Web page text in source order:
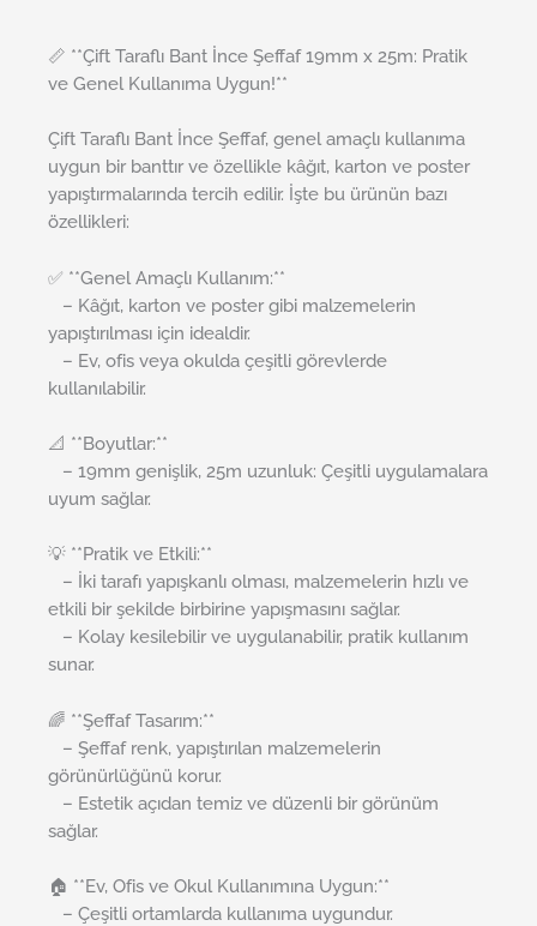
📏 **Çift Taraflı Bant İnce Şeffaf 19mm x 25m: Pratik
ve Genel Kullanıma Uygun!**
Çift Taraflı Bant İnce Şeffaf, genel amaçlı kullanıma
uygun bir banttır ve özellikle kâğıt, karton ve poster
yapıştırmalarında tercih edilir. İşte bu ürünün bazı
özellikleri:
✅ **Genel Amaçlı Kullanım:**
– Kâğıt, karton ve poster gibi malzemelerin
yapıştırılması için idealdir.
– Ev, ofis veya okulda çeşitli görevlerde
kullanılabilir.
📐 **Boyutlar:**
– 19mm genişlik, 25m uzunluk: Çeşitli uygulamalara
uyum sağlar.
💡 **Pratik ve Etkili:**
– İki tarafı yapışkanlı olması, malzemelerin hızlı ve
etkili bir şekilde birbirine yapışmasını sağlar.
– Kolay kesilebilir ve uygulanabilir, pratik kullanım
sunar.
🌈 **Şeffaf Tasarım:**
– Şeffaf renk, yapıştırılan malzemelerin
görünürlüğünü korur.
– Estetik açıdan temiz ve düzenli bir görünüm
sağlar.
🏠 **Ev, Ofis ve Okul Kullanımına Uygun:**
– Çeşitli ortamlarda kullanıma uygundur.